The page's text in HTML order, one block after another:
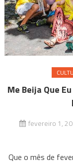
Me Beija Que
fevereiro 1,
Que o mês de